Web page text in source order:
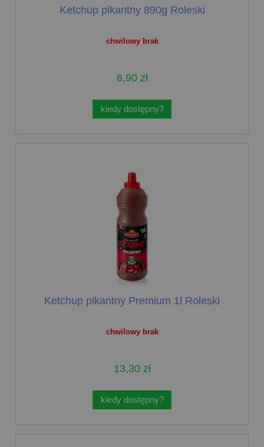
chwilowy brak
Ketchup pikantny 890g Roleski
6,90 zł
kiedy dostępny?
chwilowy brak
Ketchup pikantny Premium 1l Roleski
13,30 zł
kiedy dostępny?